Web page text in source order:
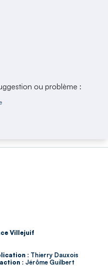
ou problème :
Villejuif
: Thierry Dauxois
: Jérôme Guilbert